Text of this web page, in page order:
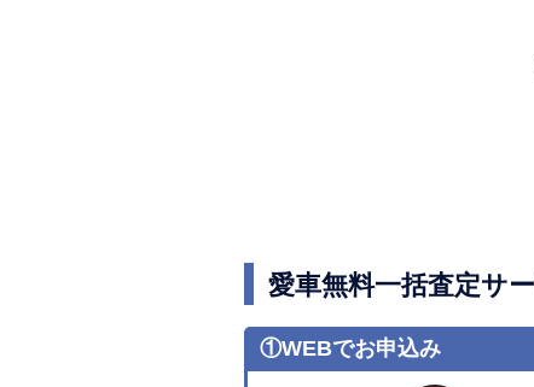
愛車無料一括査定サ
①WEBでお申込み